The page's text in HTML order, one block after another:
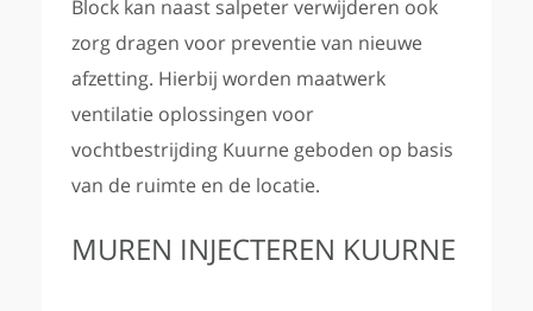
Block kan naast salpeter verwijderen ook
zorg dragen voor preventie van nieuwe
afzetting. Hierbij worden maatwerk
ventilatie oplossingen voor
vochtbestrijding Kuurne geboden op basis
van de ruimte en de locatie.
MUREN INJECTEREN KUURNE